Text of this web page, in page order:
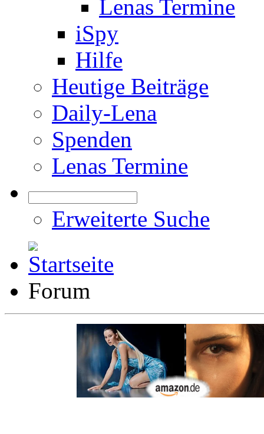
Lenas Termine
iSpy
Hilfe
Heutige Beiträge
Daily-Lena
Spenden
Lenas Termine
Erweiterte Suche
Forum